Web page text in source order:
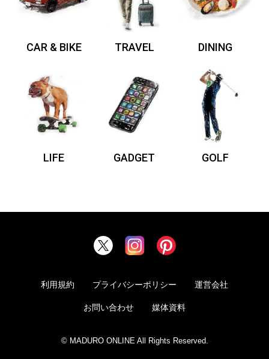
CAR & BIKE TRAVEL DINING
LIFE GADGET GOLF
利用規約 プライバシーポリシー 運営会社
お問い合わせ 媒体資料
© MADURO ONLINE All Rights Reserved.